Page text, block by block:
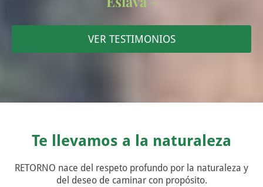
VER TESTIMONIOS
Te llevamos a la naturaleza
RETORNO nace del respeto profundo por la naturaleza y
del deseo de caminar con propósito.